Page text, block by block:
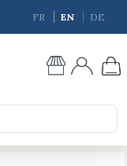
FR EN DE